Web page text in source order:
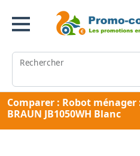
Rechercher
Comparer : Robot ménager
BRAUN JB1050WH Blanc